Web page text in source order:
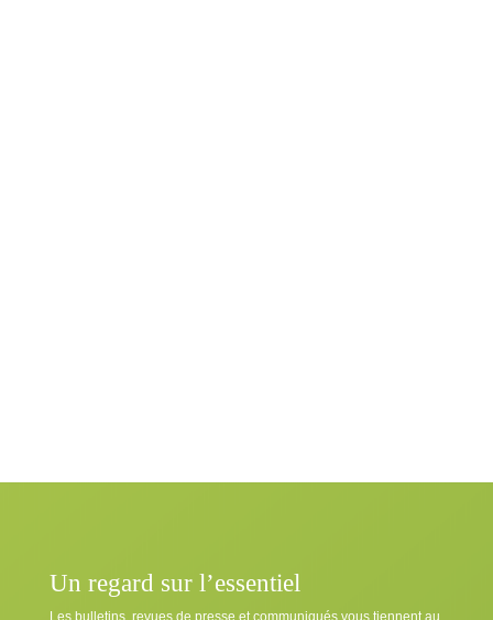
Un regard sur l’essentiel
Les bulletins, revues de presse et communiqués vous tiennent au